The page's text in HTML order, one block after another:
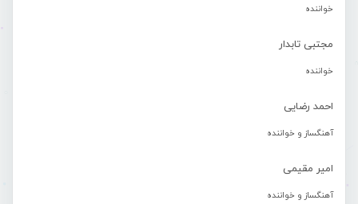
خواننده
مجتبی تابدار
خواننده
احمد رضایی
آهنگساز و خواننده
امیر مقیمی
آهنگساز و خواننده